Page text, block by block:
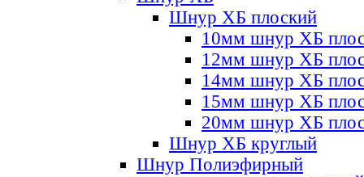
Шнур ХБ плоский
10мм шнур ХБ
12мм шнур ХБ
14мм шнур ХБ
15мм шнур ХБ
20мм шнур ХБ
Шнур ХБ круглый
Шнур Полиэфирный